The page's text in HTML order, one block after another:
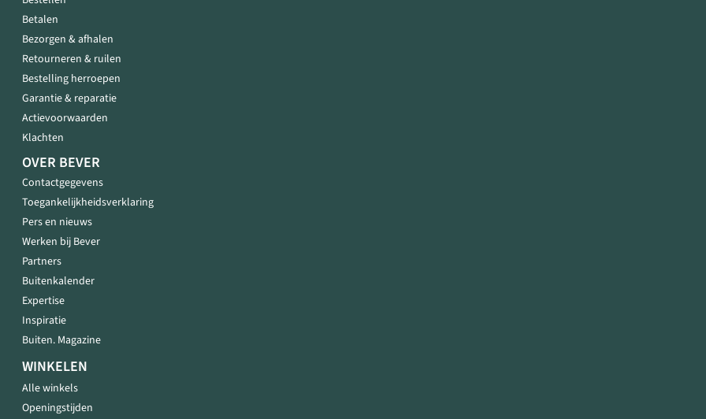
Betalen
Bezorgen & afhalen
Retourneren & ruilen
Bestelling herroepen
Garantie & reparatie
Actievoorwaarden
Klachten
OVER BEVER
Contactgegevens
Toegankelijkheidsverklaring
Pers en nieuws
Werken bij Bever
Partners
Buitenkalender
Expertise
Inspiratie
Buiten. Magazine
WINKELEN
Alle winkels
Openingstijden